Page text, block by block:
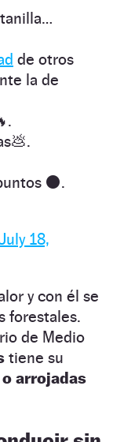
de otros
la de
⚫.
18,
y con él se
forestales.
de Medio
tiene su
arrojadas